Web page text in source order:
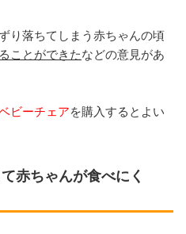
り落ちてしまう赤ちゃんの頃
ことができたなどの意見があ
ビーチェアを購入するとよい
赤ちゃんが食べにく